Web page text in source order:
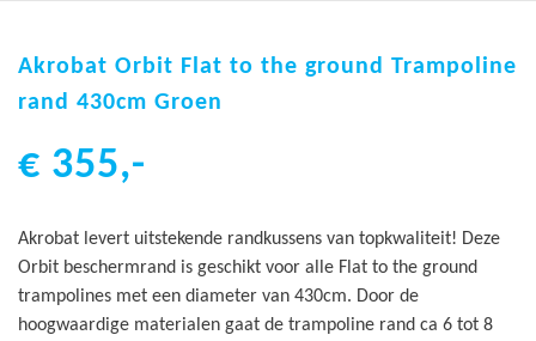
naar
het
van
gallerij
Akrobat Orbit Flat to the ground Trampoline
rand 430cm Groen
€ 355,-
Akrobat levert uitstekende randkussens van topkwaliteit! Deze
Orbit beschermrand is geschikt voor alle Flat to the ground
trampolines met een diameter van 430cm. Door de
hoogwaardige materialen gaat de trampoline rand ca 6 tot 8